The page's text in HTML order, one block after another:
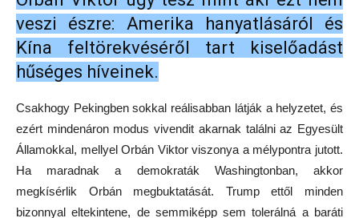
veszi észre: Amerika hanyatlásáról és
Kína feltörekvéséről tart kiselőadást
hűséges híveinek.
Csakhogy Pekingben sokkal reálisabban látják a helyzetet, és
ezért mindenáron modus vivendit akarnak találni az Egyesült
Államokkal, mellyel Orbán Viktor viszonya a mélypontra jutott.
Ha maradnak a demokraták Washingtonban, akkor
megkísérlik Orbán megbuktatását. Trump ettől minden
bizonnyal eltekintene, de semmiképp sem tolerálná a baráti